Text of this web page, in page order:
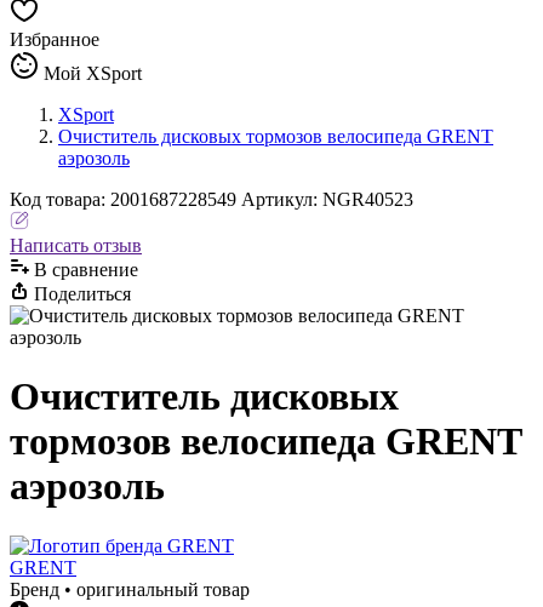
Избранное
Мой XSport
XSport
Очиститель дисковых тормозов велосипеда GRENT
аэрозоль
Код товара: 2001687228549 Артикул: NGR40523
Написать отзыв
В сравнениe
Поделиться
Очиститель дисковых
тормозов велосипеда GRENT
аэрозоль
GRENT
Бренд • оригинальный товар